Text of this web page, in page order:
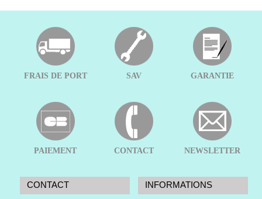
FRAIS DE PORT SAV GARANTIE
PAIEMENT CONTACT NEWSLETTER
CONTACT INFORMATIONS